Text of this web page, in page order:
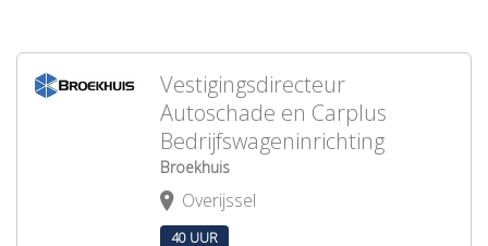
Vestigingsdirecteur
Autoschade en Carplus
Bedrijfswageninrichting
Broekhuis
Overijssel
40 UUR